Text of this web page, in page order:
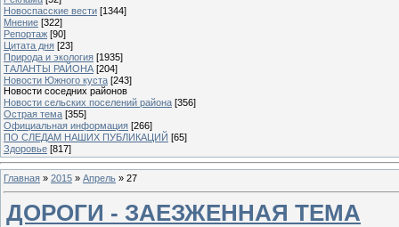
Новоспасские вести [1344]
Мнение [322]
Репортаж [90]
Цитата дня [23]
Природа и экология [1935]
ТАЛАНТЫ РАЙОНА [204]
Новости Южного куста [243]
Новости соседних районов
Новости сельских поселений района [356]
Острая тема [355]
Официальная информация [266]
ПО СЛЕДАМ НАШИХ ПУБЛИКАЦИЙ [65]
Здоровье [817]
Главная » 2015 » Апрель » 27
ДОРОГИ - ЗАЕЗЖЕННАЯ ТЕМА